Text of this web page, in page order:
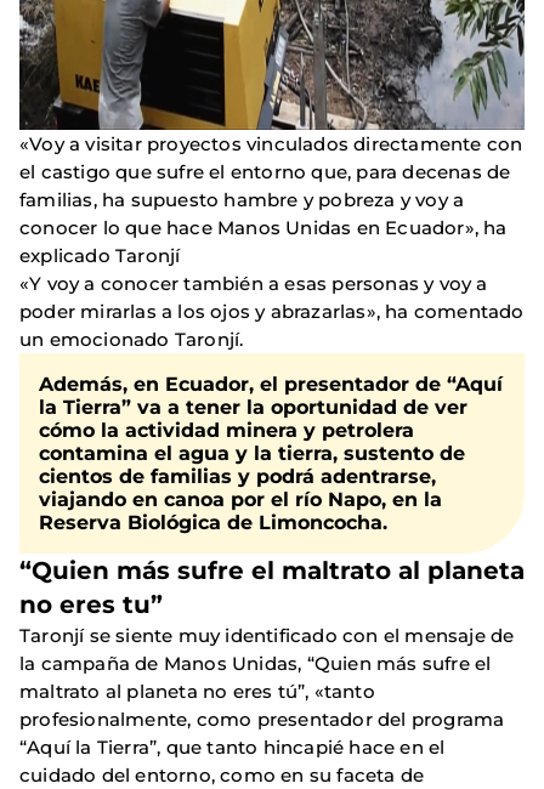
«Voy a visitar proyectos vinculados directamente con
el castigo que sufre el entorno que, para decenas de
familias, ha supuesto hambre y pobreza y voy a
conocer lo que hace Manos Unidas en Ecuador», ha
explicado Taronjí
«Y voy a conocer también a esas personas y voy a
poder mirarlas a los ojos y abrazarlas», ha comentado
un emocionado Taronjí.
Además, en Ecuador, el presentador de “Aquí
la Tierra” va a tener la oportunidad de ver
cómo la actividad minera y petrolera
contamina el agua y la tierra, sustento de
cientos de familias y podrá adentrarse,
viajando en canoa por el río Napo, en la
Reserva Biológica de Limoncocha.
“Quien más sufre el maltrato al planeta
no eres tu”
Taronjí se siente muy identificado con el mensaje de
la campaña de Manos Unidas, “Quien más sufre el
maltrato al planeta no eres tú”, «tanto
profesionalmente, como presentador del programa
“Aquí la Tierra”, que tanto hincapié hace en el
cuidado del entorno, como en su faceta de